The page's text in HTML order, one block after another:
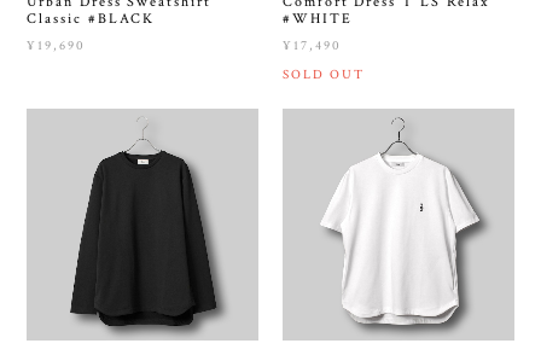
Classic #BLACK
¥19,690
#WHITE
¥17,490
SOLD OUT